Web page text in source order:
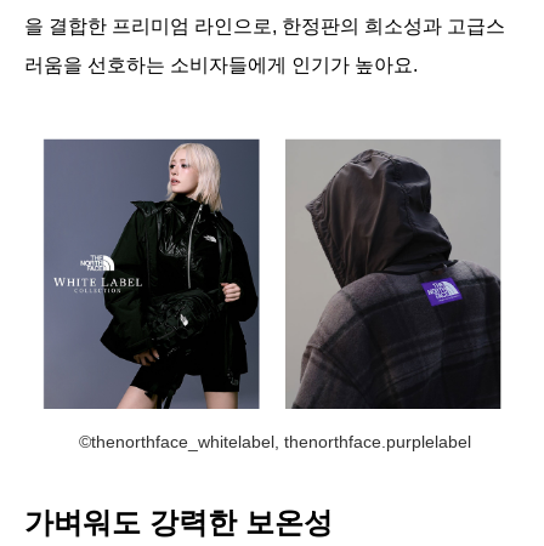
을 결합한 프리미엄 라인으로, 한정판의 희소성과 고급스
러움을 선호하는 소비자들에게 인기가 높아요.
©thenorthface_whitelabel, thenorthface.purplelabel
가벼워도 강력한 보온성